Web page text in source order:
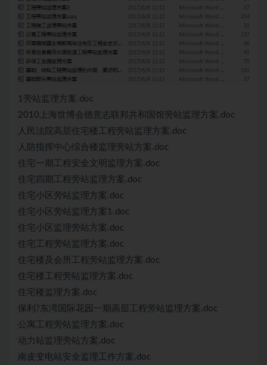
1旁站监理方案.doc
2010上海世博会德意志联邦共和国馆旁站监理方案.doc
人民法院高层住宅楼工程旁站监理方案.doc
人防指挥中心综合楼监理旁站方案.doc
住宅一期工程安全文明监理方案.doc
住宅四期工程旁站监理方案.doc
住宅小区旁站监理方案.doc
住宅小区旁站监理方案1.doc
住宅小区监理旁站方案.doc
住宅工程旁站监理方案.doc
住宅楼及会所工程旁站监理方案.doc
住宅楼工程旁站监理方案.doc
住宅楼监理方案.doc
保利?东湾国际花园一期高层工程旁站监理方案.doc
公寓工程旁站监理方案.doc
动力站监理旁站方案.doc
南皮变电站安全监理工作方案.doc